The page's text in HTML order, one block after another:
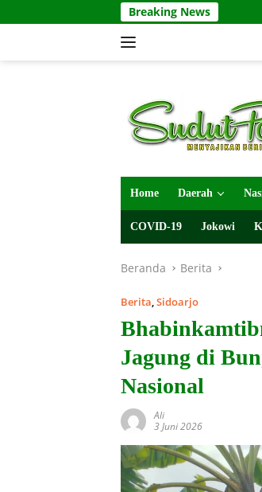
ke
Breaking News
Home Daerah
COVID-19 Jokowi
Beranda Berita
Berita,Sidoarjo
Jagung di
Nasional
Ali
3 Juni 2026